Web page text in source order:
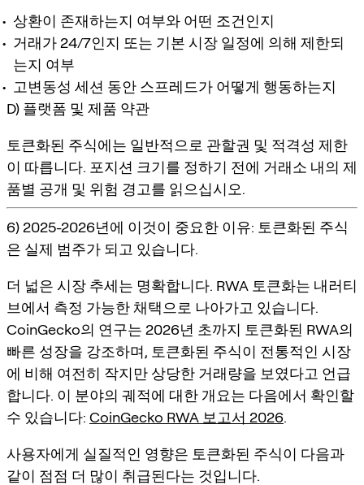
상환이 존재하는지 여부와 어떤 조건인지
거래가 24/7인지 또는 기본 시장 일정에 의해 제한되
는지 여부
고변동성 세션 동안 스프레드가 어떻게 행동하는지
D) 플랫폼 및 제품 약관
토큰화된 주식에는 일반적으로 관할권 및 적격성 제한
이 따릅니다. 포지션 크기를 정하기 전에 거래소 내의 제
품별 공개 및 위험 경고를 읽으십시오.
6) 2025-2026년에 이것이 중요한 이유: 토큰화된 주식
은 실제 범주가 되고 있습니다.
더 넓은 시장 추세는 명확합니다. RWA 토큰화는 내러티
브에서 측정 가능한 채택으로 나아가고 있습니다.
CoinGecko의 연구는 2026년 초까지 토큰화된 RWA의
빠른 성장을 강조하며, 토큰화된 주식이 전통적인 시장
에 비해 여전히 작지만 상당한 거래량을 보였다고 언급
합니다. 이 분야의 궤적에 대한 개요는 다음에서 확인할
수 있습니다: CoinGecko RWA 보고서 2026.
사용자에게 실질적인 영향은 토큰화된 주식이 다음과
같이 점점 더 많이 취급된다는 것입니다.